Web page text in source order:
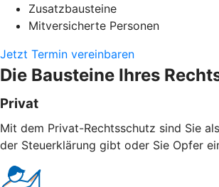
Zusatzbausteine
Mitversicherte Personen
Jetzt Termin vereinbaren
Die Bausteine Ihres
Privat
Mit dem Privat-Rechtsschutz sind Sie
der Steuerklärung gibt oder Sie Opfer